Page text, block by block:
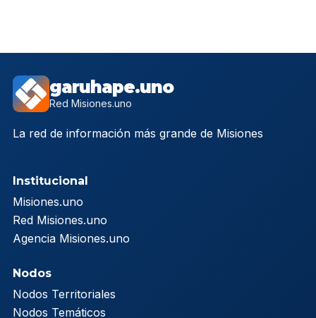
garuhape.uno
Red Misiones.uno
La red de información más grande de Misiones
Institucional
Misiones.uno
Red Misiones.uno
Agencia Misiones.uno
Nodos
Nodos Territoriales
Nodos Temáticos